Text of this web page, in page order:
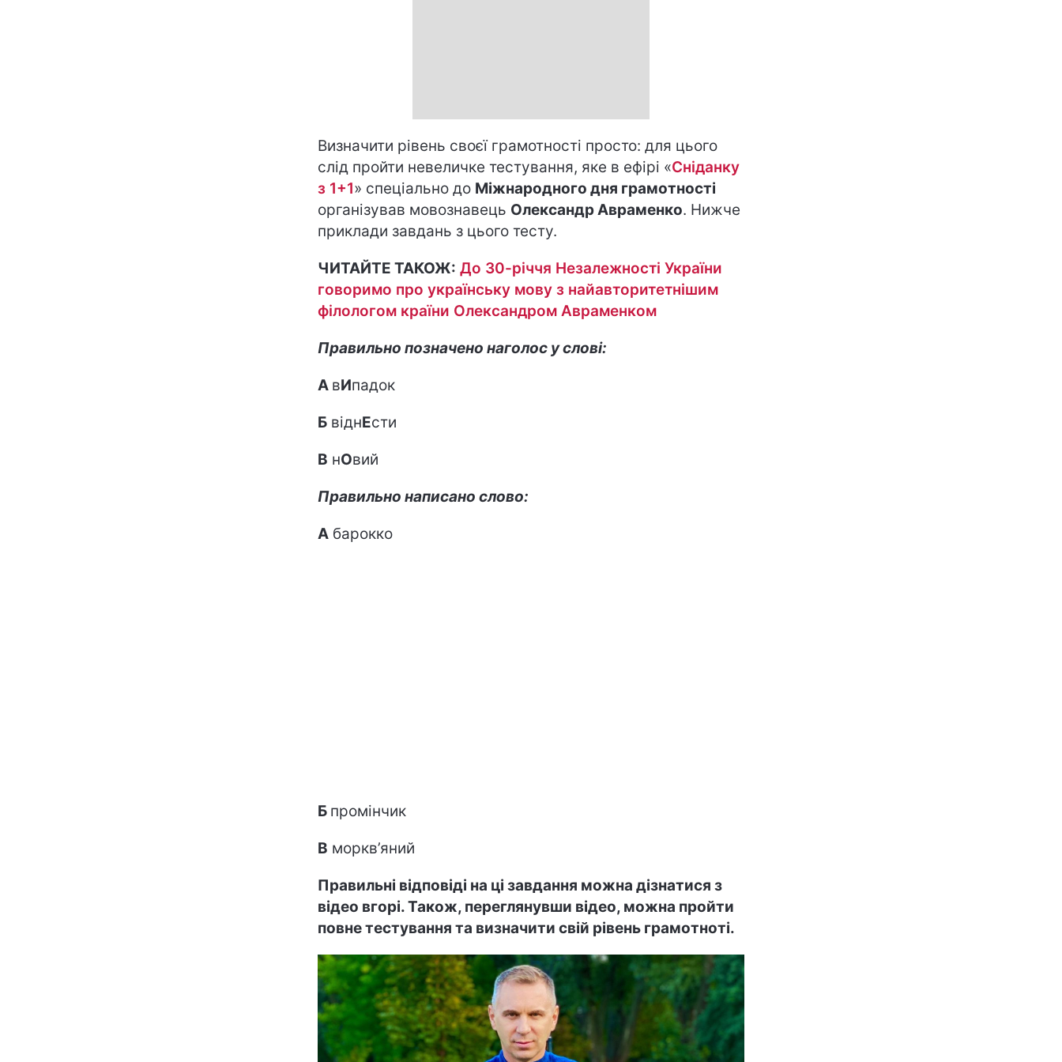
Визначити рівень своєї грамотності просто: для цього
слід пройти невеличке тестування, яке в ефірі «Сніданку
з 1+1» спеціально до Міжнародного дня грамотності
організував мовознавець Олександр Авраменко. Нижче
приклади завдань з цього тесту.
ЧИТАЙТЕ ТАКОЖ: До 30-річчя Незалежності України
говоримо про українську мову з найавторитетнішим
філологом країни Олександром Авраменком
Правильно позначено наголос у слові:
А вИпадок
Б віднЕсти
В нОвий
Правильно написано слово:
А барокко
Б промінчик
В моркв’яний
Правильні відповіді на ці завдання можна дізнатися з
відео вгорі. Також, переглянувши відео, можна пройти
повне тестування та визначити свій рівень грамотноті.